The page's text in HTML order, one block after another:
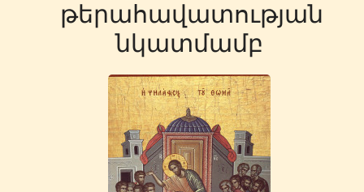
թերահավատության
նկատմամբ